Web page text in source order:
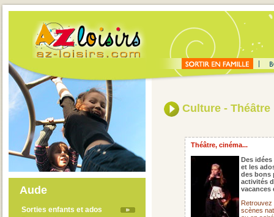
Aude
Sorties enfants et ados
Culture - Théâtre
Théâtre, cinéma...
Des
et les
des bons
activités
vacances
Retrouvez
scènes